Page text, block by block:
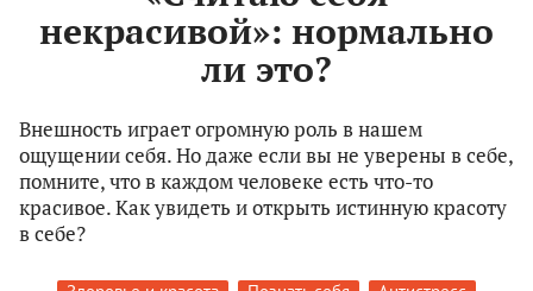
некрасивой»: нормально
ли это?
Внешность играет огромную роль в нашем
ощущении себя. Но даже если вы не уверены в себе,
помните, что в каждом человеке есть что-то
красивое. Как увидеть и открыть истинную красоту
в себе?